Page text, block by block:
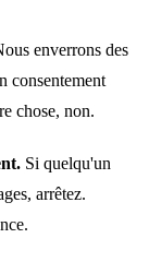
enverrons des
consentement
chose, non.
Si quelqu'un
arrêtez.